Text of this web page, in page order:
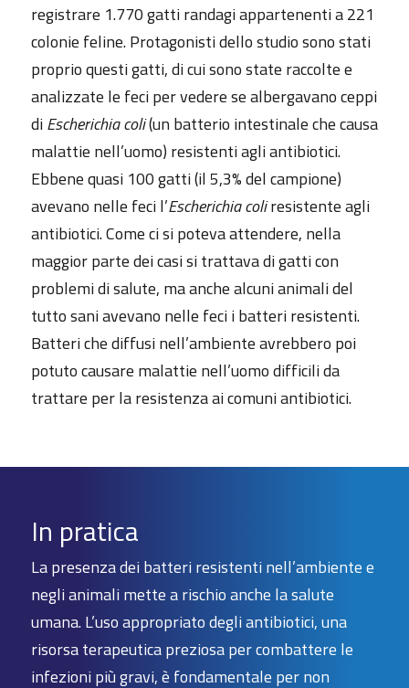
registrare 1.770 gatti randagi appartenenti a 221
colonie feline. Protagonisti dello studio sono stati
proprio questi gatti, di cui sono state raccolte e
analizzate le feci per vedere se albergavano ceppi
diEscherichia coli(un batterio intestinale che causa
malattie nell’uomo) resistenti agli antibiotici.
Ebbene quasi 100 gatti (il 5,3% del campione)
avevano nelle feci l’Escherichia coliresistente agli
antibiotici. Come ci si poteva attendere, nella
maggior parte dei casi si trattava di gatti con
problemi di salute, ma anche alcuni animali del
tutto sani avevano nelle feci i batteri resistenti.
Batteri che diffusi nell’ambiente avrebbero poi
potuto causare malattie nell’uomo difficili da
trattare per la resistenza ai comuni antibiotici.
In pratica
La presenza dei batteri resistenti nell’ambiente e
negli animali mette a rischio anche la salute
umana. L’uso appropriato degli antibiotici, una
risorsa terapeutica preziosa per combattere le
infezioni più gravi, è fondamentale per non